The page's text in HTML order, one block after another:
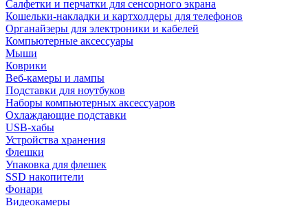
Салфетки и перчатки для сенсорного экрана
Кошельки-накладки и картхолдеры для телефонов
Органайзеры для электроники и кабелей
Компьютерные аксессуары
Мыши
Коврики
Веб-камеры и лампы
Подставки для ноутбуков
Наборы компьютерных аксессуаров
Охлаждающие подставки
USB-хабы
Устройства хранения
Флешки
Упаковка для флешек
SSD накопители
Фонари
Видеокамеры